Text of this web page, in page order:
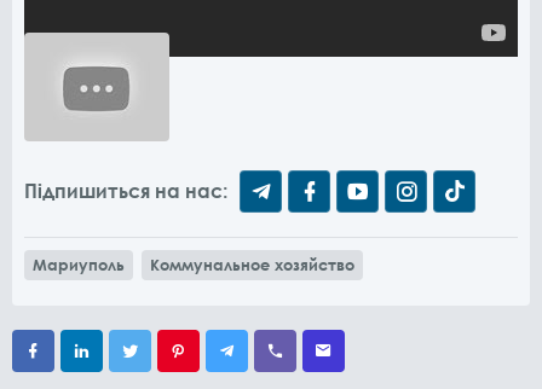
Підпишиться на нас:
Мариуполь Коммунальное хозяйство